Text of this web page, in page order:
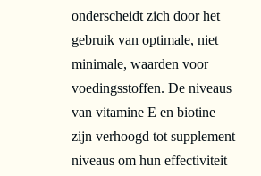
onderscheidt zich door het
gebruik van optimale, niet
minimale, waarden voor
voedingsstoffen. De niveaus
van vitamine E en biotine
zijn verhoogd tot supplement
niveaus om hun effectiviteit